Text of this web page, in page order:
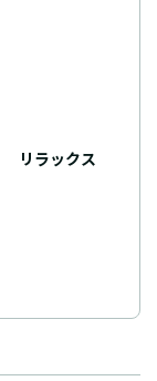
リラックス